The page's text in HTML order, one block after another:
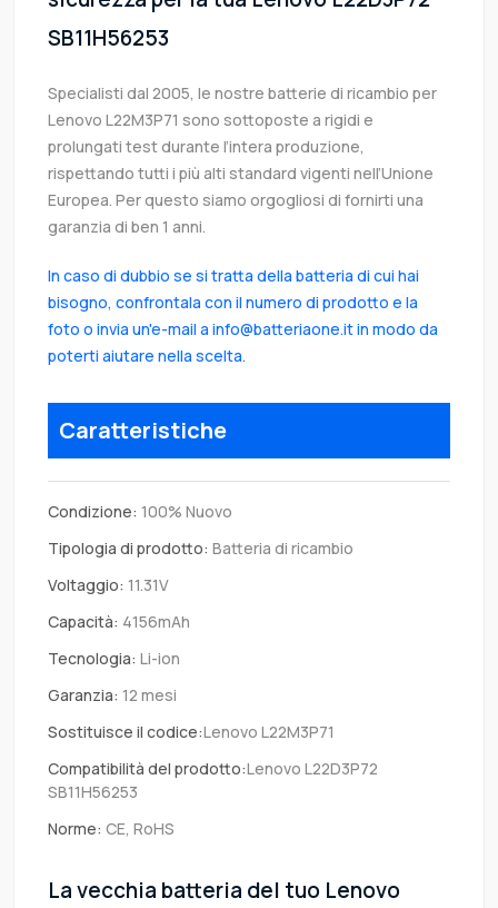
SB11H56253
Specialisti dal 2005, le nostre batterie di ricambio per
Lenovo L22M3P71 sono sottoposte a rigidi e
prolungati test durante l’intera produzione,
rispettando tutti i più alti standard vigenti nell’Unione
Europea. Per questo siamo orgogliosi di fornirti una
garanzia di ben 1 anni.
In caso di dubbio se si tratta della batteria di cui hai
bisogno, confrontala con il numero di prodotto e la
foto o invia un'e-mail a info@batteriaone.it in modo da
poterti aiutare nella scelta.
Caratteristiche
Condizione: 100% Nuovo
Tipologia di prodotto: Batteria di ricambio
Voltaggio: 11.31V
Capacità: 4156mAh
Tecnologia: Li-ion
Garanzia: 12 mesi
Sostituisce il codice:Lenovo L22M3P71
Compatibilità del prodotto:Lenovo L22D3P72
SB11H56253
Norme: CE, RoHS
La vecchia batteria del tuo Lenovo